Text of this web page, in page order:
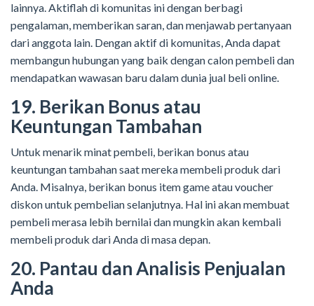
lainnya. Aktiflah di komunitas ini dengan berbagi
pengalaman, memberikan saran, dan menjawab pertanyaan
dari anggota lain. Dengan aktif di komunitas, Anda dapat
membangun hubungan yang baik dengan calon pembeli dan
mendapatkan wawasan baru dalam dunia jual beli online.
19. Berikan Bonus atau
Keuntungan Tambahan
Untuk menarik minat pembeli, berikan bonus atau
keuntungan tambahan saat mereka membeli produk dari
Anda. Misalnya, berikan bonus item game atau voucher
diskon untuk pembelian selanjutnya. Hal ini akan membuat
pembeli merasa lebih bernilai dan mungkin akan kembali
membeli produk dari Anda di masa depan.
20. Pantau dan Analisis Penjualan
Anda